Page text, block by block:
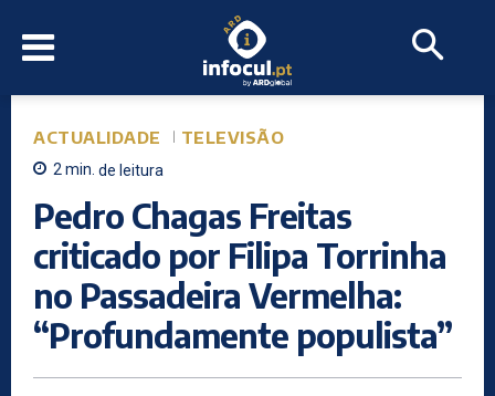
ACTUALIDADE TELEVISÃO
2min. de leitura
Pedro Chagas Freitas
criticado por Filipa Torrinha
no Passadeira Vermelha:
“Profundamente populista”